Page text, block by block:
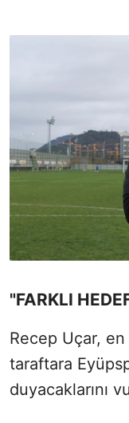
"FARKLI
Recep Uçar,
taraftara
duyacaklarını